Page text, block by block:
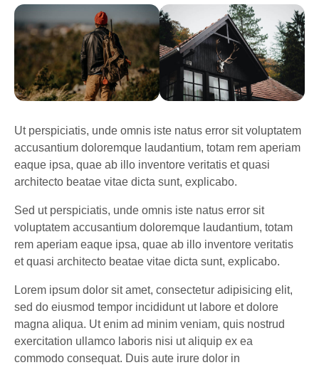
Ut perspiciatis, unde omnis iste natus error sit voluptatem
accusantium doloremque laudantium, totam rem aperiam
eaque ipsa, quae ab illo inventore veritatis et quasi
architecto beatae vitae dicta sunt, explicabo.
Sed ut perspiciatis, unde omnis iste natus error sit
voluptatem accusantium doloremque laudantium, totam
rem aperiam eaque ipsa, quae ab illo inventore veritatis
et quasi architecto beatae vitae dicta sunt, explicabo.
Lorem ipsum dolor sit amet, consectetur adipisicing elit,
sed do eiusmod tempor incididunt ut labore et dolore
magna aliqua. Ut enim ad minim veniam, quis nostrud
exercitation ullamco laboris nisi ut aliquip ex ea
commodo consequat. Duis aute irure dolor in